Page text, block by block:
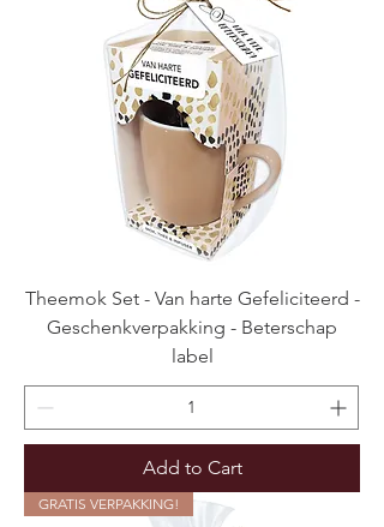
Theemok Set - Van harte Gefeliciteerd -
Geschenkverpakking - Beterschap
label
Add to Cart
GRATIS VERPAKKING!